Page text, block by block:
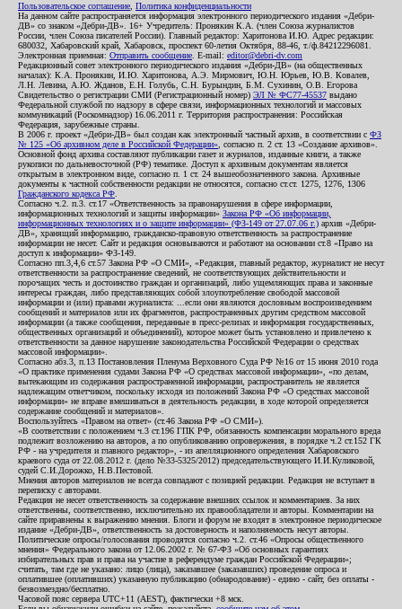
Пользовательское соглашение Политика конфиденциальности
На данном сайте распространяется информация электронного периодического издания «Дебри-
ДВ» со знаком «Дебри-ДВ». 16+ Учредитель: Пронякин К.А. (член Союза журналистов
России, член Союза писателей России). Главный редактор: Харитонова И.Ю. Адрес редакции:
680032, Хабаровский край, Хабаровск, проспект 60-летия Октября, 88-46, т./ф.84212296081.
Электронная приемная: Отправить сообщение . E-mail: editor@debri-dv.com
Редакционный совет электронного периодического издания «Дебри-ДВ» (на общественных
началах): К.А. Пронякин, И.Ю. Харитонова, А.Э. Мирмович, Ю.Н. Юрьев, Ю.В. Ковалев,
Л.Н. Левина, А.Ю. Жданов, Е.Н. Голубь, С.Н. Бурындин, Б.М. Сухинин, О.В. Егорова
Свидетельство о регистрации СМИ (Регистрационный номер) ЭЛ № ФС77-45537 выдано
Федеральной службой по надзору в сфере связи, информационных технологий и массовых
коммуникаций (Роскомнадзор) 16.06.2011 г. Территория распространения: Российская
Федерация, зарубежные страны.
В 2006 г. проект «Дебри-ДВ» был создан как электронный частный архив, в соответствии с ФЗ
№ 125 «Об архивном деле в Российской Федерации» , согласно п. 2 ст. 13 «Создание архивов».
Основной фонд архива составляют публикации газет и журналов, изданные книги, а также
рукописи по дальневосточной (РФ) тематике. Доступ к архивным документам является
открытым в электронном виде, согласно п. 1 ст. 24 вышеобозначенного закона. Архивные
документы к частной собственности редакции не относятся, согласно ст.ст. 1275, 1276, 1306
Гражданского кодекса РФ
Согласно ч.2. п.3. ст.17 «Ответственность за правонарушения в сфере информации,
информационных технологий и защиты информации» Закона РФ «Об информации,
информационных технологиях и о защите информации» (ФЗ-149 от 27.07.06 г.) архив «Дебри-
ДВ», хранящий информацию, гражданско-правовую ответственность за распространение
информации не несет. Сайт и редакция основываются и работают на основании ст.8 «Право на
доступ к информации» ФЗ-149.
Согласно пп.3,4,6 ст.57 Закона РФ «О СМИ», «Редакция, главный редактор, журналист не несут
ответственности за распространение сведений, не соответствующих действительности и
порочащих честь и достоинство граждан и организаций, либо ущемляющих права и законные
интересы граждан, либо представляющих собой злоупотребление свободой массовой
информации и (или) правами журналиста: ...если они являются дословным воспроизведением
сообщений и материалов или их фрагментов, распространенных другим средством массовой
информации (а также сообщения, переданные в пресс-релизах и информация государственных,
общественных организаций и объединений), которое может быть установлено и привлечено к
ответственности за данное нарушение законодательства Российской Федерации о средствах
массовой информации».
Согласно абз.3, п.13 Постановления Пленума Верховного Суда РФ №16 от 15 июня 2010 года
«О практике применения судами Закона РФ «О средствах массовой информации», «по делам,
вытекающим из содержания распространенной информации, распространитель не является
надлежащим ответчиком, поскольку исходя из положений Закона РФ «О средствах массовой
информации» не вправе вмешиваться в деятельность редакции, в ходе которой определяется
содержание сообщений и материалов».
Воспользуйтесь «Правом на ответ» (ст.46 Закона РФ «О СМИ»).
«В соответствии с положением ч.3 ст.196 ГПК РФ, обязанность компенсации морального вреда
подлежит возложению на авторов, а по опубликованию опровержения, в порядке ч.2 ст.152 ГК
РФ - на учредителя и главного редактор», - из апелляционного определения Хабаровского
краевого суда от 22.08.2012 г. (дело №33-5325/2012) председательствующего И.И.Куликовой,
судей С.И.Дорожко, Н.В.Пестовой.
Мнения авторов материалов не всегда совпадают с позицией редакции. Редакция не вступает в
переписку с авторами.
Редакция не несет ответственность за содержание внешних ссылок и комментариев. За них
ответственны, соответственно, исключительно их правообладатели и авторы. Комментарии на
сайте приравнены к выражению мнения. Блоги и форум не входят в электронное периодическое
издание «Дебри-ДВ», ответственность за достоверность и наполняемость несут авторы.
Политические опросы/голосования проводятся согласно ч.2. ст.46 «Опросы общественного
мнения» Федерального закона от 12.06.2002 г. № 67-ФЗ «Об основных гарантиях
избирательных прав и права на участие в референдуме граждан Российской Федерации»;
считать, там где не указано: лицо (лица), заказавшее (заказавших) проведение опроса и
оплатившее (оплативших) указанную публикацию (обнародование) - едино - сайт, без оплаты -
безвозмездно/бесплатно.
Часовой пояс сервера UTC+11 (AEST), фактически +8 мск.